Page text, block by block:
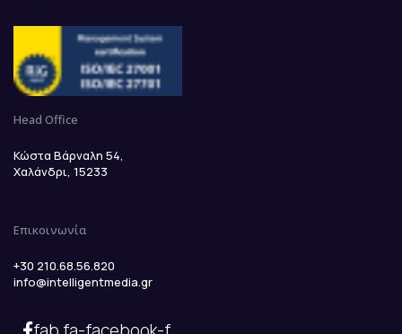
Head Office
Κώστα Βάρναλη 54,
Χαλάνδρι, 15233
Επικοινωνία
+30 210.68.56.820
info@intelligentmedia.gr